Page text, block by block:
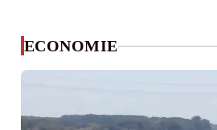
ECONOMIE